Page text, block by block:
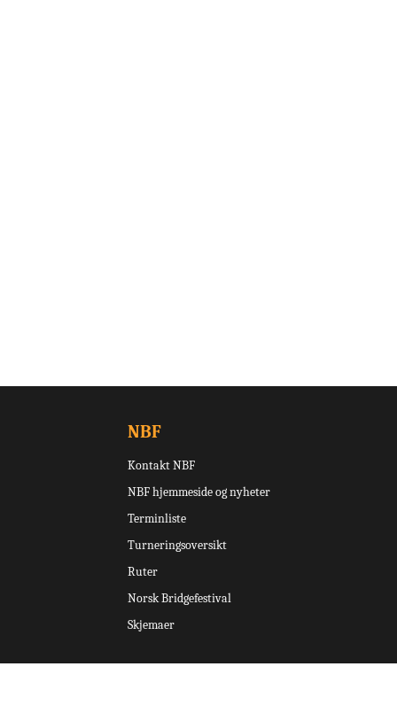
NBF
Kontakt NBF
NBF hjemmeside og nyheter
Terminliste
Turneringsoversikt
Ruter
Norsk Bridgefestival
Skjemaer